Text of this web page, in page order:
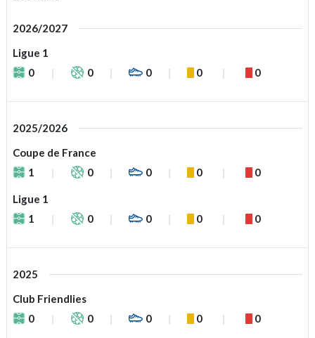
2026/2027
Ligue 1
0
0 0 0 0
2025/2026
Coupe de France
1
0 0 0 0
Ligue 1
1
0 0 0 0
2025
Club Friendlies
0
0 0 0 0